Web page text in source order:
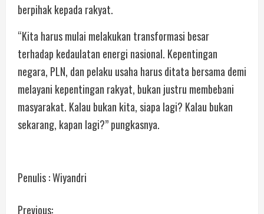
berpihak kepada rakyat.
“Kita harus mulai melakukan transformasi besar
terhadap kedaulatan energi nasional. Kepentingan
negara, PLN, dan pelaku usaha harus ditata bersama demi
melayani kepentingan rakyat, bukan justru membebani
masyarakat. Kalau bukan kita, siapa lagi? Kalau bukan
sekarang, kapan lagi?” pungkasnya.
Penulis : Wiyandri
Previous: